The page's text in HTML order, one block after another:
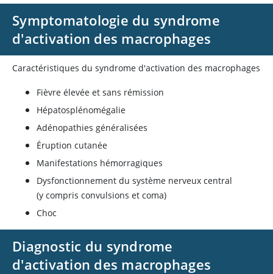
Symptomatologie du syndrome
d'activation des macrophages
Caractéristiques du syndrome d'activation des macrophages
Fièvre élevée et sans rémission
Hépatosplénomégalie
Adénopathies généralisées
Éruption cutanée
Manifestations hémorragiques
Dysfonctionnement du système nerveux central
(y compris convulsions et coma)
Choc
Diagnostic du syndrome
d'activation des macrophages